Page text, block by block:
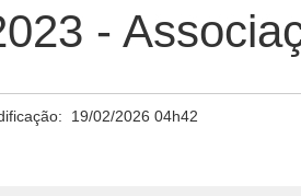
-
19/02/2026 04h42